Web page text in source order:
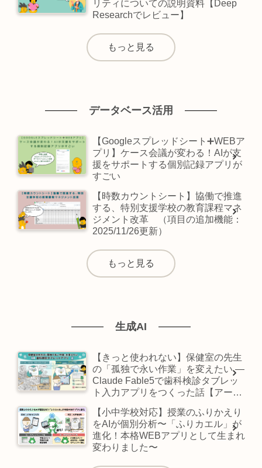
リティについての説明資料【Deep
Researchでレビュー】
もっと見る
データベース活用
【Googleスプレッドシート➕WEBア
プリ】ケース会議が変わる！AIが支
援をサポートする個別記録アプリが
すごい
【時数カウントシート】協働で推進
する、特別支援学校の教育課程マネ
ジメント改革 （項目の追加機能：
2025/11/26更新）
もっと見る
生成AI
【きっと使われない】保健室の先生
の「孤独で永い作業」を変えたい —
Claude Fable5で歯科検診タブレッ
ト入力アプリをつくった話【アート
【小中学校対応】授業のふりかえり
をAIが個別分析〜「ふりカエル」が
進化！本格WEBアプリとして生まれ
変わりました〜